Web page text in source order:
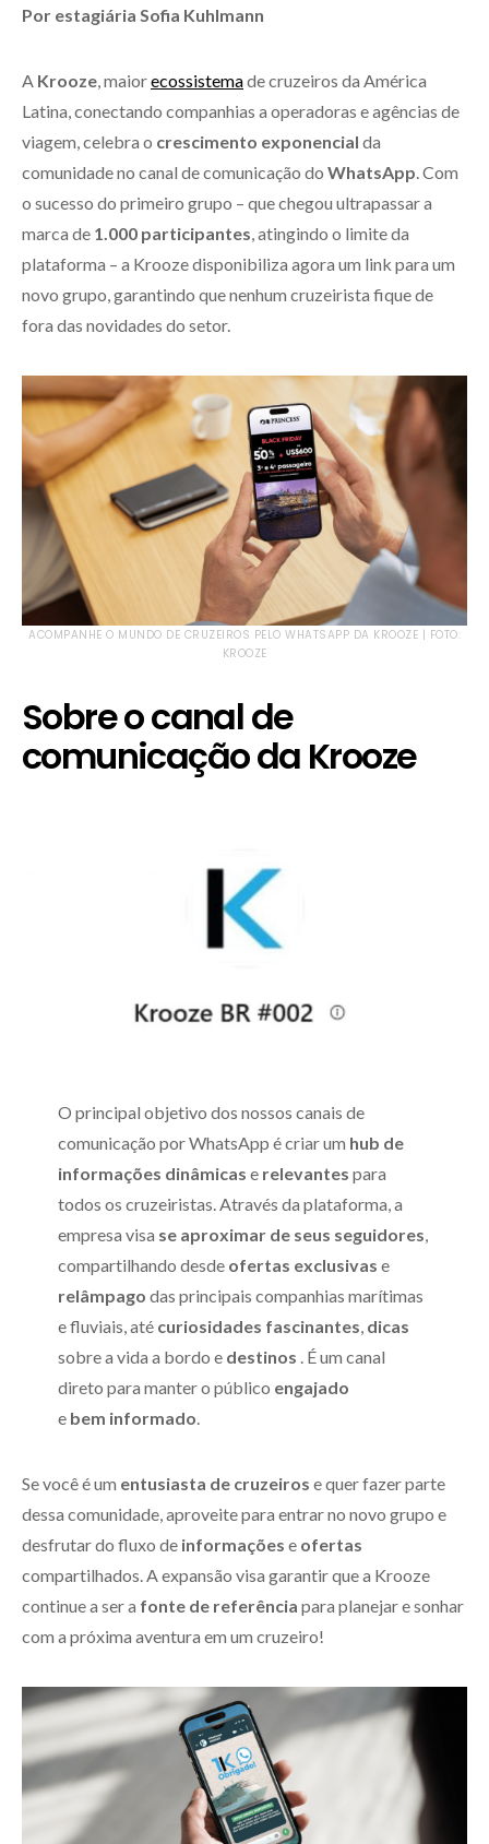
Por estagiária Sofia Kuhlmann
A Krooze , maiorecossistemade cruzeiros da América
Latina, conectando companhias a operadoras e agências de
viagem, celebra o crescimento exponencial da
comunidade no canal de comunicação do WhatsApp . Com
o sucesso do primeiro grupo – que chegou ultrapassar a
marca de 1.000 participantes , atingindo o limite da
plataforma – a Krooze disponibiliza agora um link para um
novo grupo, garantindo que nenhum cruzeirista fique de
fora das novidades do setor.
ACOMPANHE O MUNDO DE CRUZEIROS PELO WHATSAPP DA KROOZE | FOTO:
KROOZE
Sobre o canal de
comunicação da Krooze
O principal objetivo dos nossos canais de
comunicação por WhatsApp é criar um hub de
informações dinâmicas e relevantes para
todos os cruzeiristas. Através da plataforma, a
empresa visa se aproximar de seus seguidores,
compartilhando desde ofertas exclusivas e
relâmpago das principais companhias marítimas
e fluviais, até curiosidades fascinantes, dicas
sobre a vida a bordo e destinos . É um canal
direto para manter o público engajado
e bem informado.
Se você é um entusiasta de cruzeiros e quer fazer parte
dessa comunidade, aproveite para entrar no novo grupo e
desfrutar do fluxo de informações e ofertas
compartilhados. A expansão visa garantir que a Krooze
continue a ser a fonte de referência para planejar e sonhar
com a próxima aventura em um cruzeiro!